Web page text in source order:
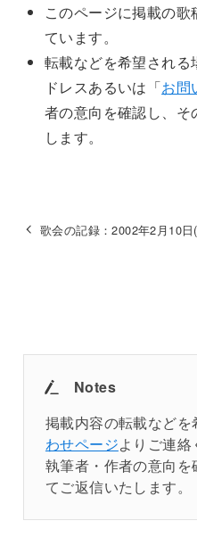
このページに掲載の
ています。
転載などを希望され
ドレスあるいは「お問
者の意向を確認し、
します。
歌会の記録：2002年2月10日
Notes
掲載内容の転載などを
わせページよりご連絡
執筆者・作者の意向
てご返信いたします。